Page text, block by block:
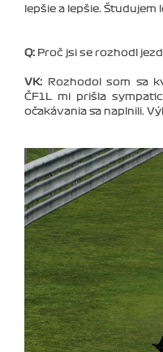
lepšie a lepšie. Študujem
Q: Proč jsi se rozhodl
VK: Rozhodol som sa
ČF1L mi prišla
očakávania sa naplnili.